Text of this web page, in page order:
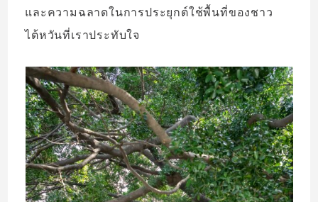
และความฉลาดในการประยุกต์ใช้พื้นที่ของชาว
ไต้หวันที่เราประทับใจ